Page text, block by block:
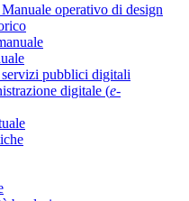
operativo di design
pubblici digitali
digitale (e-